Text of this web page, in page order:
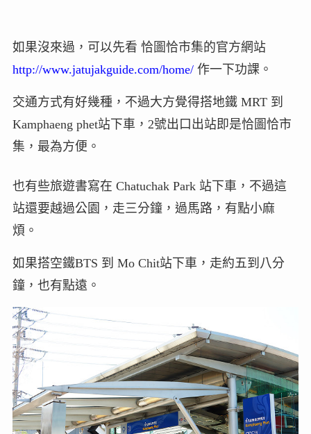
如果沒來過，可以先看 恰圖恰市集的官方網站
http://www.jatujakguide.com/home/作一下功課。
交通方式有好幾種，不過大方覺得搭地鐵 MRT 到
Kamphaeng phet站下車，2號出口出站即是恰圖恰市
集，最為方便。
也有些旅遊書寫在 Chatuchak Park 站下車，不過這
站還要越過公園，走三分鐘，過馬路，有點小麻
煩。
如果搭空鐵BTS 到 Mo Chit站下車，走約五到八分
鐘，也有點遠。